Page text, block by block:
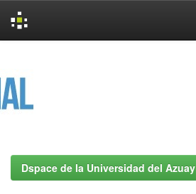
Dspace de la Universidad del Azuay